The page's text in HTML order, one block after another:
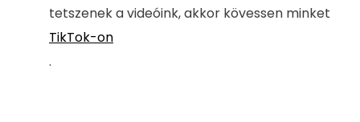
tetszenek a videóink, akkor kövessen minket
TikTok-on
.